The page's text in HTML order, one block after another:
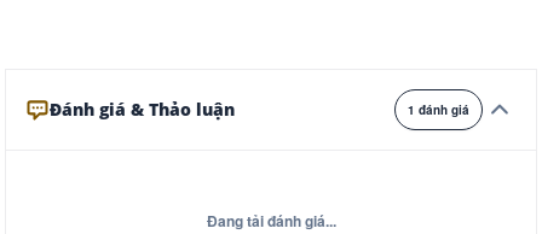
Đánh giá & Thảo luận 1 đánh giá
Đang tải đánh giá...